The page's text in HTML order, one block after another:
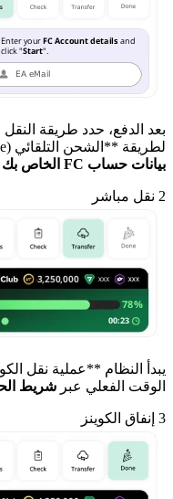
بعد الدفع، حدد طريقة
لطريقة **الشحن التلقائي (Comfort Trade)**، ما عليك سوى إدخال
بيانات حساب FC الخاص بك
2 نقل مباشر
يبدأ النظام **عملية نقل
الوقت الفعلي عبر شريط
3 إنفاق الكوينز